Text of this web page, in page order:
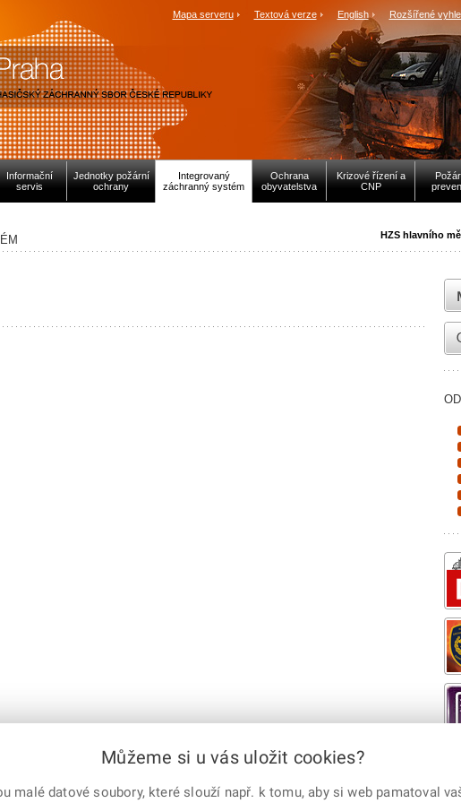
Mapa serveru Textová verze English Rozšířené
Informační
servis
Jednotky požární
ochrany
Integrovaný
záchranný systém
Ochrana
obyvatelstva
Krizové řízení a
CNP
HZS hlavního
Můžeme si u vás uložit cookies?
malé datové soubory, které slouží např. k tomu, aby si web pamatoval